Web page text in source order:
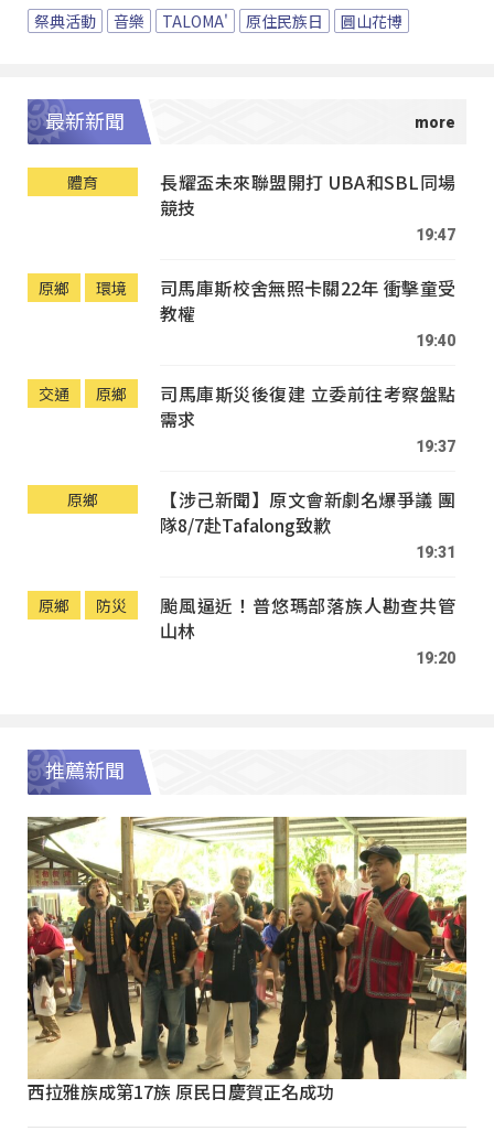
祭典活動 音樂 TALOMA' 原住民族日 圓山花博
最新新聞
體育
長耀盃未來聯盟開打 UBA和SBL同場
競技
19:47
原鄉 環境
司馬庫斯校舍無照卡關22年 衝擊童受
教權
19:40
交通 原鄉
司馬庫斯災後復建 立委前往考察盤點
需求
19:37
原鄉
【涉己新聞】原文會新劇名爆爭議 團
隊8/7赴Tafalong致歉
19:31
原鄉 防災
颱風逼近！普悠瑪部落族人勘查共管
山林
19:20
推薦新聞
西拉雅族成第17族 原民日慶賀正名成功